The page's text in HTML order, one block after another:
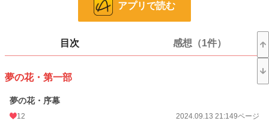
8,552 位 / 8,552 件
2,372 位 / 2,372 件
24h.ポイント 0 pt
ページ数 504
アプリで読む
目次 感想（1件）
夢の花・第一部
夢の花・序幕
12 2024.09.13 21:149ページ